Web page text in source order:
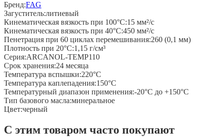
Бренд:FAG
Загуститель:литиевый
Кинематическая вязкость при 100°C:15 мм²/с
Кинематическая вязкость при 40°C:450 мм²/с
Пенетрация при 60 циклах перемешивания:260 (0,1 мм)
Плотность при 20°C:1,15 г/см³
Серия:ARCANOL-TEMP110
Срок хранения:24 месяца
Температура вспышки:220°C
Температура каплепадения:150°C
Температурный диапазон применения:-20°C до +150°C
Тип базового масла:минеральное
Цвет:черный
С этим товаром часто покупают